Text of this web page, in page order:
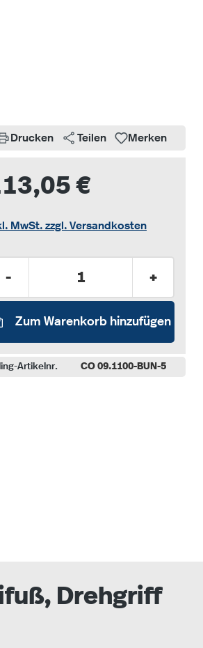
Drucken
Teilen Merken
€
MwSt. zzgl. Versandkosten
Anzahl: Gib den
- +
Zum Warenkorb hinzufügen
Artikelnr. CO 09.1100-BUN-5
Drehgriff